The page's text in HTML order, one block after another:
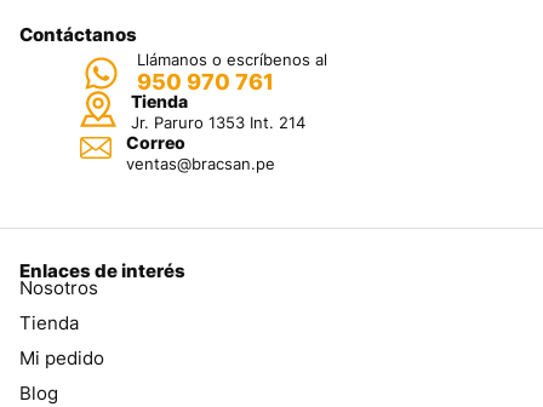
Contáctanos
Llámanos o escríbenos al
950 970 761
Tienda
Jr. Paruro 1353 Int. 214
Correo
ventas@bracsan.pe
Enlaces de interés
Nosotros
Tienda
Mi pedido
Blog